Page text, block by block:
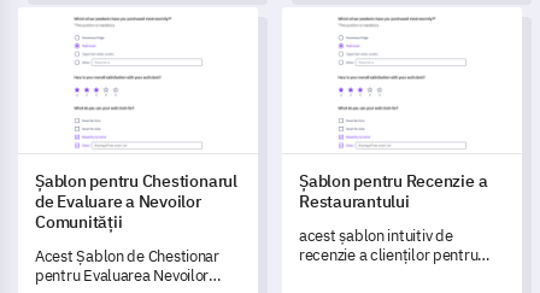
să obții informații esențiale
pentru îmbunătățirea
brandului.
pacienţilor, contribuind la
îmbunătăţirea serviciilor de
sănătate.
Șablon pentru Chestionarul de Evaluare a Nevoilor
Șablon pentru Chestionarul
de Evaluare a Nevoilor
Comunității
Acest Șablon de Chestionar
pentru Evaluarea Nevoilor
Șablon pentru Recenzie a
Șablon pentru Recenzie a
Restaurantului
acest șablon intuitiv de
recenzie a clienților pentru